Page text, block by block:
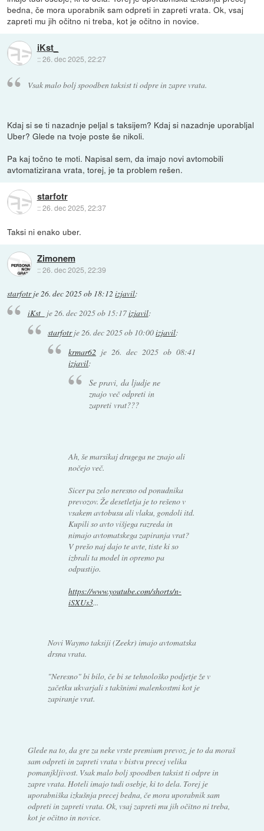
bedna, če mora uporabnik sam odpreti in zapreti vrata. Ok, vsaj
zapreti mu jih očitno ni treba, kot je očitno in novice.
iKst_
::26. dec 2025, 22:27
Vsak malo bolj spoodben taksist ti odpre in zapre vrata.
Kdaj si se ti nazadnje peljal s taksijem? Kdaj si nazadnje uporabljal
Uber? Glede na tvoje poste še nikoli.
Pa kaj točno te moti. Napisal sem, da imajo novi avtomobili
avtomatizirana vrata, torej, je ta problem rešen.
starfotr
::26. dec 2025, 22:37
Taksi ni enako uber.
Zimonem
::26. dec 2025, 22:39
starfotrje 26. dec 2025 ob 18:12 izjavil:
iKst_ je26. dec 2025 ob 15:17izjavil:
starfotrje26. dec 2025 ob 10:00izjavil:
krmar62je 26. dec 2025 ob 08:41
izjavil:
Se pravi, da ljudje ne
znajo več odpreti in
zapreti vrat???
Ah, še marsikaj drugega ne znajo ali
nočejo več.
Sicer pa zelo neresno od ponudnika
prevozov. Že desetletja je to rešeno v
vsakem avtobusu ali vlaku, gondoli itd.
Kupili so avto višjega razreda in
nimajo avtomatskega zapiranja vrat?
V prešo naj dajo te avte, tiste ki so
izbrali ta model in opremo pa
odpustijo.
https://www.youtube.com/shorts/n-
iSXUs3...
Novi Waymo taksiji (Zeekr) imajo avtomatska
drsna vrata.
"Neresno" bi bilo, če bi se tehnološko podjetje že v
začetku ukvarjali s takšnimi malenkostmi kot je
zapiranje vrat.
Glede na to, da gre za neke vrste premium prevoz, je to da moraš
sam odpreti in zapreti vrata v bistvu precej velika
pomanjkljivost. Vsak malo bolj spoodben taksist ti odpre in
zapre vrata. Hoteli imajo tudi osebje, ki to dela. Torej je
uporabniška izkušnja precej bedna, če mora uporabnik sam
odpreti in zapreti vrata. Ok, vsaj zapreti mu jih očitno ni treba,
kot je očitno in novice.